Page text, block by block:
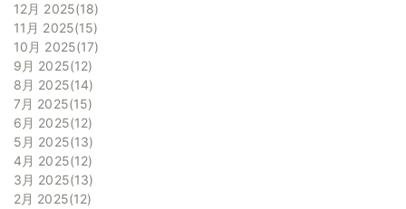
12月 2025 18
11月 2025 15
10月 2025 17
9月 2025 12
8月 2025 14
7月 2025 15
6月 2025 12
5月 2025 13
4月 2025 12
3月 2025 13
2月 2025 12